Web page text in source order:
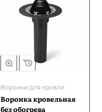
Воронки для кровли
Воронка кровельная
без обогрева